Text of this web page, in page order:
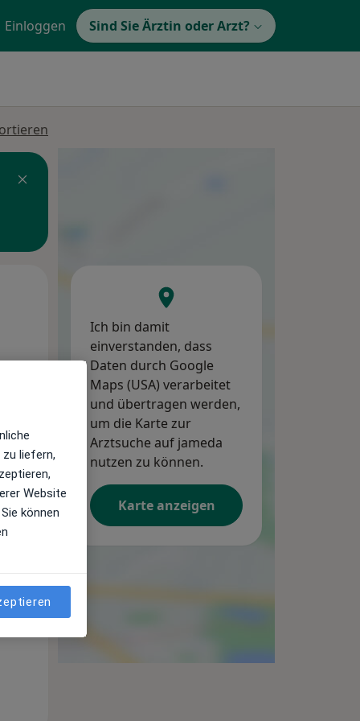
Einloggen Sind Sie Ärztin oder Arzt?
Ich bin damit
einverstanden, dass
Daten durch Google
Maps (USA) verarbeitet
und übertragen werden,
um die Karte zur
Arztsuche auf jameda
nutzen zu können.
Karte anzeigen
liefern,
Website
können